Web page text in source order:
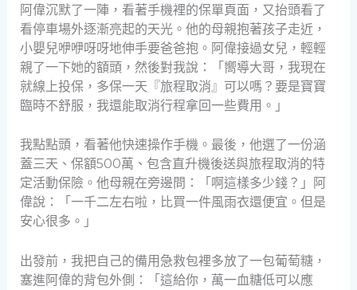
阿偉沉默了一陣，看著手機裡的保單頁面，又抬頭看了
看停車場外逐漸亮起的天光。他的母親抱著孩子走近，
小嬰兒咿咿呀呀地伸手要爸爸抱。阿偉接過女兒，輕輕
親了一下她的額頭，然後對我說：「嚮導大哥，我現在
就線上投保，多保一天『旅程取消』可以嗎？要是寶寶
臨時不舒服，我還能取消行程拿回一些費用。」
我點點頭，看著他快速操作手機。最後，他選了一份涵
蓋三天、保額500萬、包含直升機後送與旅程取消的特
定活動保險。他母親在旁邊問：「啊這樣多少錢？」阿
偉說：「一千二左右啦，比買一件風雨衣還便宜。但是
安心很多。」
出發前，我把自己的備用急救包裡多放了一包葡萄糖，
塞進阿偉的背包外側：「這給你，萬一血糖低可以應